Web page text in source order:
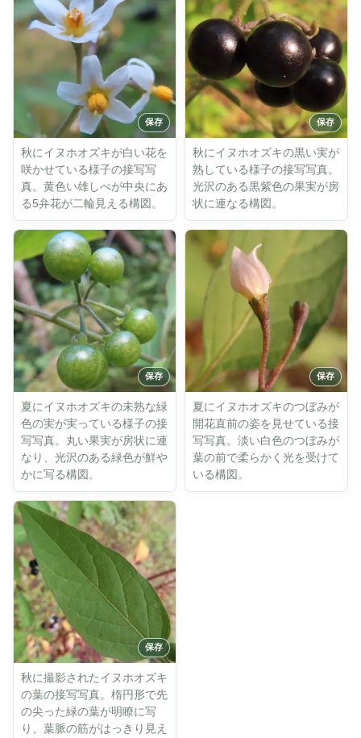
秋にイヌホオズキが白い花を
咲かせている様子の接写写
真。黄色い雄しべが中央にあ
る5弁花が二輪見える構図。
秋にイヌホオズキの黒い実が
熟している様子の接写写真。
光沢のある黒紫色の果実が房
状に連なる構図。
夏にイヌホオズキの未熟な緑
色の実が実っている様子の接
写写真。丸い果実が房状に連
なり、光沢のある緑色が鮮や
かに写る構図。
夏にイヌホオズキのつぼみが
開花直前の姿を見せている接
写写真。淡い白色のつぼみが
葉の前で柔らかく光を受けて
いる構図。
秋に撮影されたイヌホオズキ
の葉の接写写真。楕円形で先
の尖った緑の葉が明瞭に写
り、葉脈の筋がはっきり見え